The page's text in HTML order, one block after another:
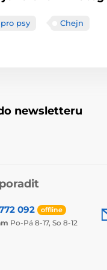
psy Chejn
newsletteru
092 offline
Po-Pá 8-17, So 8-12